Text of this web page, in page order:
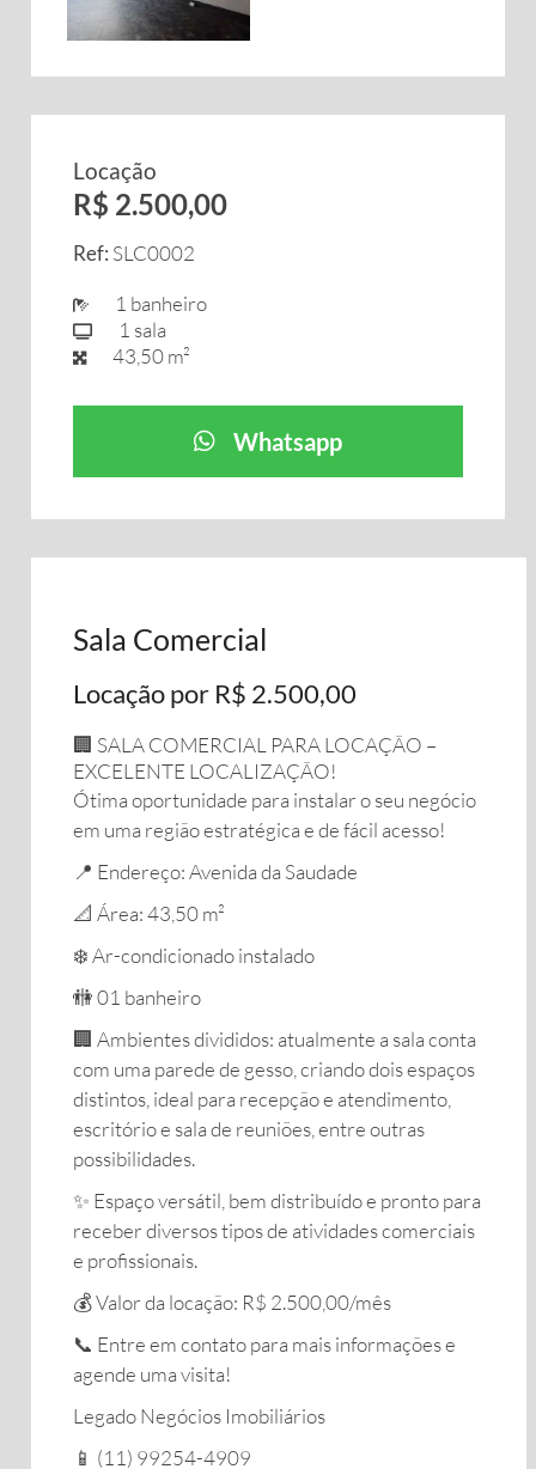
Locação
R$ 2.500,00
Ref: SLC0002
1 banheiro
1 sala
43,50 m²
Whatsapp
Sala Comercial
Locação por R$ 2.500,00
🏢 SALA COMERCIAL PARA LOCAÇÃO –
EXCELENTE LOCALIZAÇÃO!
Ótima oportunidade para instalar o seu negócio
em uma região estratégica e de fácil acesso!
📍 Endereço: Avenida da Saudade
📐 Área: 43,50 m²
❄️ Ar-condicionado instalado
🚻 01 banheiro
🏢 Ambientes divididos: atualmente a sala conta
com uma parede de gesso, criando dois espaços
distintos, ideal para recepção e atendimento,
escritório e sala de reuniões, entre outras
possibilidades.
✨ Espaço versátil, bem distribuído e pronto para
receber diversos tipos de atividades comerciais
e profissionais.
💰 Valor da locação: R$ 2.500,00/mês
📞 Entre em contato para mais informações e
agende uma visita!
Legado Negócios Imobiliários
📱 (11) 99254-4909